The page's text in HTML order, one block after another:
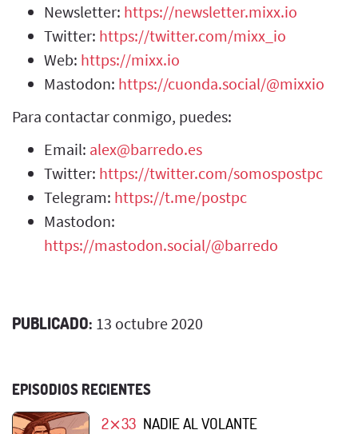
Newsletter: https://newsletter.mixx.io
Twitter: https://twitter.com/mixx_io
Web: https://mixx.io
Mastodon: https://cuonda.social/@mixxio
Para contactar conmigo, puedes:
Email: alex@barredo.es
Twitter: https://twitter.com/somospostpc
Telegram: https://t.me/postpc
Mastodon:
https://mastodon.social/@barredo
PUBLICADO: 13 octubre 2020
EPISODIOS RECIENTES
2⨯33 NADIE AL VOLANTE